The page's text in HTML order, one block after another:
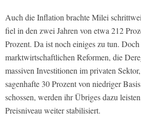
Auch die Inflation brachte Milei
fiel in den zwei Jahren von etwa 212
Prozent. Da ist noch einiges zu tun. Doch
marktwirtschaftlichen Reformen, die
massiven Investitionen im privaten
sagenhafte 30 Prozent von niedriger
schossen, werden ihr Übriges dazu
Preisniveau weiter stabilisiert.